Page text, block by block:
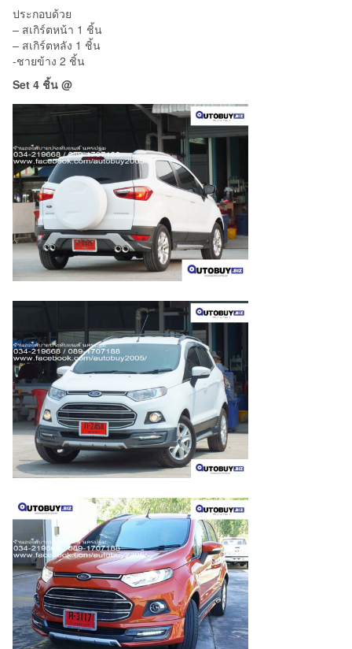
ประกอบด้วย
– สเกิร์ตหน้า 1 ชิ้น
– สเกิร์ตหลัง 1 ชิ้น
-ชายข้าง 2 ชิ้น
Set 4 ชิ้น @